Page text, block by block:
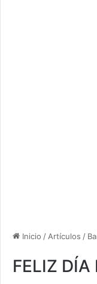
Inicio / Artículos /
FELIZ DÍA